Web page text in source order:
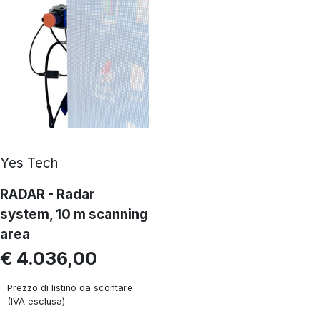
Yes Tech
RADAR - Radar
system, 10 m scanning
area
€ 4.036,00
Prezzo di listino da scontare
(IVA esclusa)